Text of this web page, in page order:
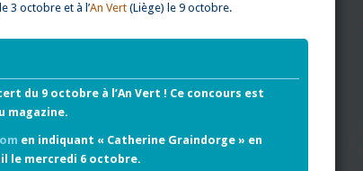
3 octobre et à l’An Vert (Liège) le 9 octobre.
du 9 octobre à l’An Vert ! Ce concours est
magazine.
en indiquant « Catherine Graindorge » en
le mercredi 6 octobre.